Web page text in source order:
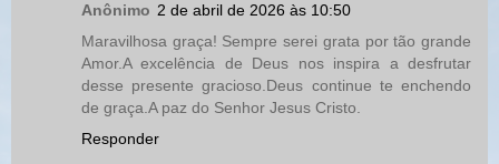
Anônimo 2 de abril de 2026 às 10:50
Maravilhosa graça! Sempre serei grata por tão grande
Amor.A excelência de Deus nos inspira a desfrutar
desse presente gracioso.Deus continue te enchendo
de graça.A paz do Senhor Jesus Cristo.
Responder